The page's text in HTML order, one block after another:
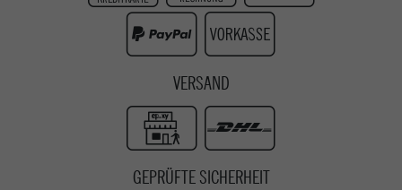
Youtube
VERSAND
GEPRÜFTE SICHERHEIT